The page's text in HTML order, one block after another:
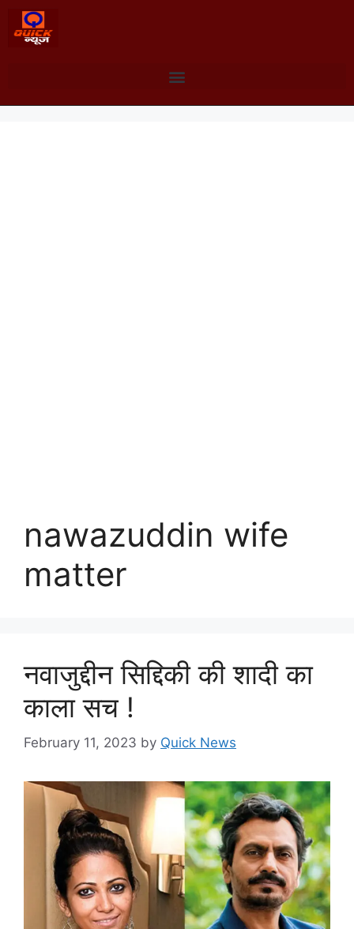
nawazuddin wife
matter
नवाजुद्दीन सिद्दिकी की शादी का
काला सच !
February 11, 2023 by Quick News